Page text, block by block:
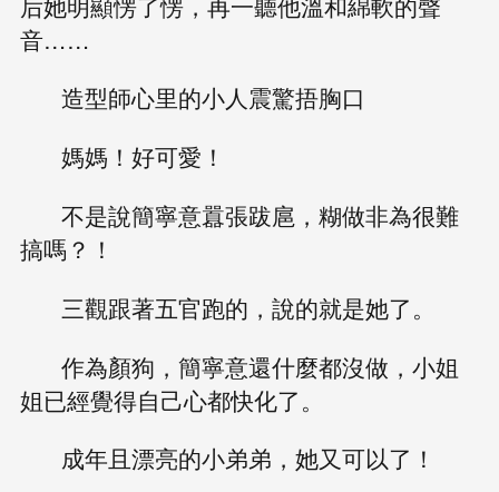
音……
造型師心里的小人震驚捂胸口
媽媽！好可愛！
不是說簡寧意囂張跋扈，糊做非為很難
搞嗎？！
三觀跟著五官跑的，說的就是她了。
作為顏狗，簡寧意還什麼都沒做，小姐
姐已經覺得自己心都快化了。
成年且漂亮的小弟弟，她又可以了！